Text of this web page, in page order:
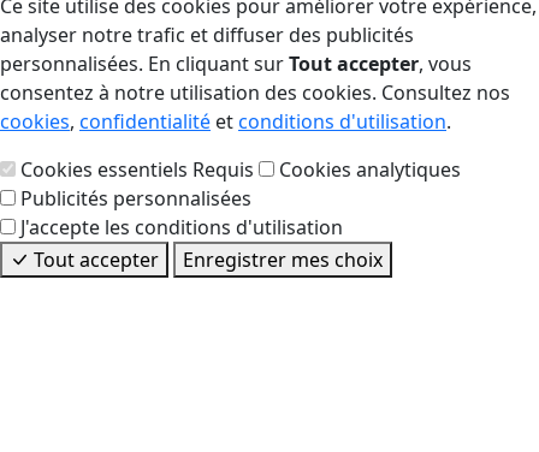
Ce site utilise des cookies pour améliorer votre expérience,
analyser notre trafic et diffuser des publicités
personnalisées. En cliquant surTout accepter, vous
consentez à notre utilisation des cookies. Consultez nos
cookies, confidentialité etconditions d'utilisation.
Cookies essentiels Requis
Cookies analytiques
Publicités personnalisées
J'accepte les conditions d'utilisation
Tout accepter
Enregistrer mes choix